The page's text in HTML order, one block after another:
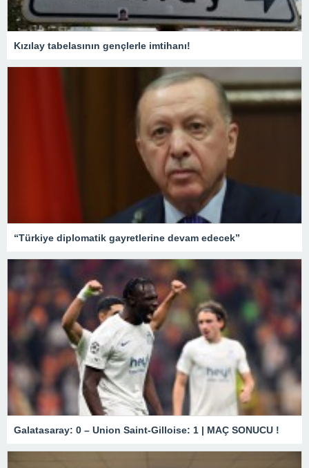
Kızılay tabelasının gençlerle imtihanı!
“Türkiye diplomatik gayretlerine devam edecek”
Galatasaray: 0 – Union Saint-Gilloise: 1 | MAÇ SONUCU !